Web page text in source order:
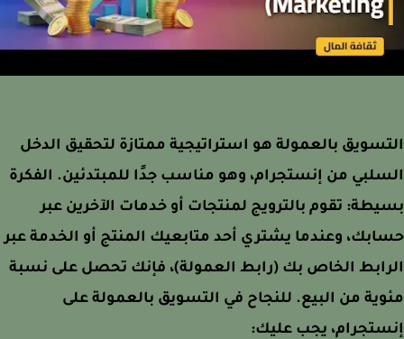
بالعمولة هو استراتيجية ممتازة لتحقيق الدخل
من إنستجرام، وهو مناسب جدًا للمبتدئين. الفكرة
تقوم بالترويج لمنتجات أو خدمات الآخرين عبر
وعندما يشتري أحد متابعيك المنتج أو الخدمة عبر
الخاص بك (رابط العمولة)، فإنك تحصل على نسبة
من البيع. للنجاح في التسويق بالعمولة على
يجب عليك: